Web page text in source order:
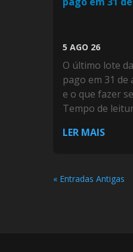
5 AGO 26
O último lote
pago em 31
e o que fazer
Tempo de
LER MAIS
« Entradas Antigas